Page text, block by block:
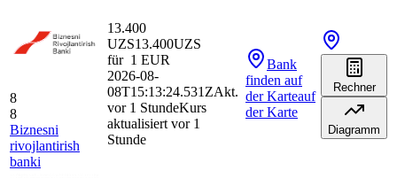
8
8
Biznesni
rivojlantirish
banki
13.400
UZS13.400UZS
für 1 EUR
2026-08-
08T15:13:24.531ZAkt.
vor 1 StundeKurs
aktualisiert vor 1
Stunde
Bank
finden auf
der Karteauf
der Karte
Rechner
Diagramm